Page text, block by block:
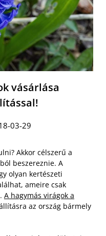
vásárlása
03-29
Akkor célszerű a
beszereznie. A
olyan kertészeti
ameire csak
A hagymás virágok a
az ország bármely